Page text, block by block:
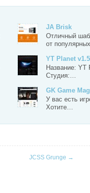
JA Brisk
Отличный
от
YT Planet
Название: YT
Студия:…
GK Game
У вас есть
Хотите…
JCSS Grunge →